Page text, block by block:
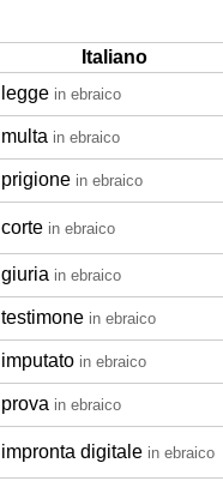
Italiano
legge in ebraico
multa in ebraico
prigione in ebraico
corte in ebraico
giuria in ebraico
testimone in ebraico
imputato in ebraico
prova in ebraico
impronta digitale in ebraico